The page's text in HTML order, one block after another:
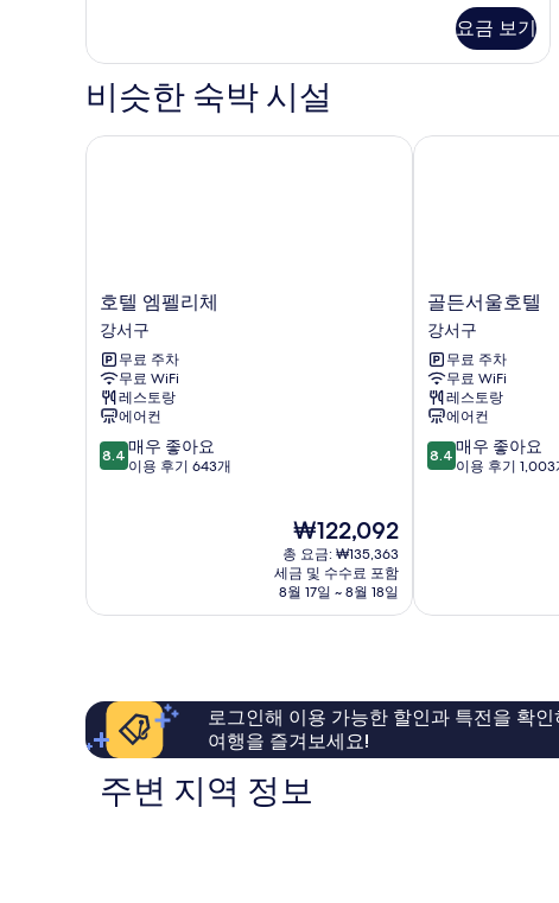
원
추
가
시
추
가
비
용
발
생)
보
인,
인
원
가
생)
히
보
사
모
두
파
버
자
요금 보기
비슷한 숙박 시설
호
텔
엠
펠
리
체
강
서
구
호텔 엠펠리체
강서구
무료 주차
무료 WiFi
레스토랑
에어컨
10
점
우
이
후
기
643
8.4 매우 좋아요
이용 후기 643개
현
재
요
금
₩122,092
₩122,092
총 요금: ₩135,363
세금 및 수수료 포함
8월 17일 ~ 8월 18일
호텔 엠펠리체
골
든
서
울
호
텔
강
서
구
골든서울호텔
강서구
무료 주차
무료 WiFi
레스토랑
에어컨
10
점
우
이
용
기
8.4 매우 좋아요
이용 후기 1,003
골든서울호텔
로그인해 이용 가능한 할인과 특전을 확
여행을 즐겨보세요!
주변 지역 정보